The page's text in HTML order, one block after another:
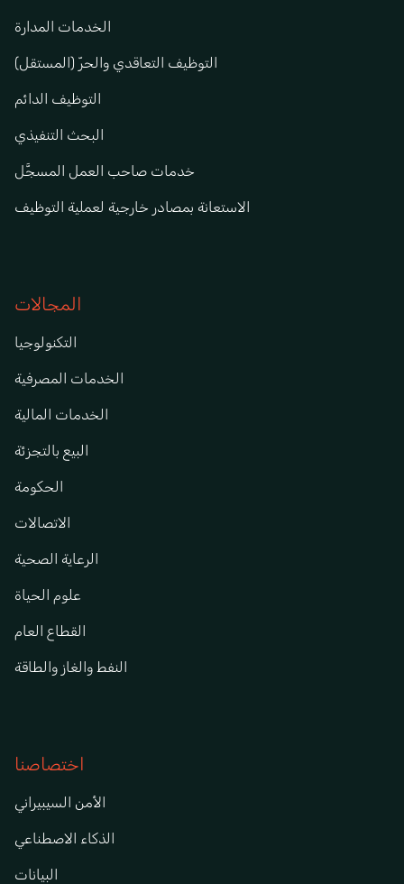
الخدمات المدارة
التوظيف التعاقدي والحرّ (المستقل)
التوظيف الدائم
البحث التنفيذي
خدمات صاحب العمل المسجَّل
الاستعانة بمصادر خارجية لعملية التوظيف
المجالات
التكنولوجيا
الخدمات المصرفية
الخدمات المالية
البيع بالتجزئة
الحكومة
الاتصالات
الرعاية الصحية
علوم الحياة
القطاع العام
النفط والغاز والطاقة
اختصاصنا
الأمن السيبيراني
الذكاء الاصطناعي
البيانات